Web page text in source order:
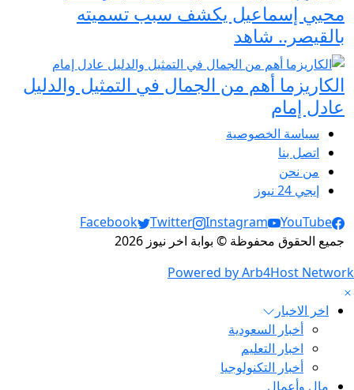
محيي إسماعيل يكشف سبب تسميته
بالقيصر.. شاهد
الكاريزما أهم من الجمال في التمثيل والدليل
عادل إمام
سياسة الخصوصية
اتصل بنا
من نحن
إيجي 24 نيوز
Social Links
Facebook Twitter Instagram
YouTube
جميع الحقوق محفوظة © بوابة اخر نيوز 2026
Powered by Arb4Host Network
اخر الاخبار
أخبار السعودية
اخبار التعليم
أخبار التكنولوجيا
مال وأعمال